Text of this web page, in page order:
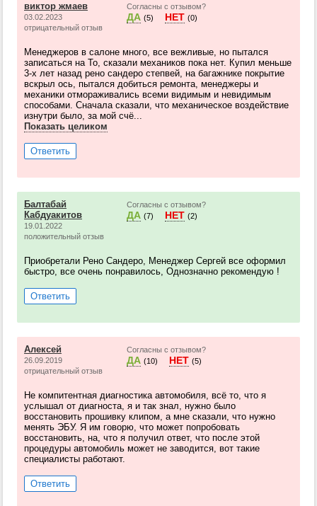
виктор жмаев
03.02.2023
отрицательный отзыв
Согласны с отзывом?
ДА (5) НЕТ (0)
Менеджеров в салоне много, все вежливые, но пытался
записаться на То, сказали механиков пока нет. Купил меньше
3-х лет назад рено сандеро степвей, на багажнике покрытие
вскрыл ось, пытался добиться ремонта, менеджеры и
механики отмораживались всеми видимым и невидимым
способами. Сначала сказали, что механическое воздействие
изнутри было, за мой счё...
Показать целиком
Ответить
Балтабай
Кабдуакитов
19.01.2022
положительный отзыв
Согласны с отзывом?
ДА (7) НЕТ (2)
Приобретали Рено Сандеро, Менеджер Сергей все оформил
быстро, все очень понравилось, Однозначно рекомендую !
Ответить
Алексей
26.09.2019
отрицательный отзыв
Согласны с отзывом?
ДА (10) НЕТ (5)
Не компитентная диагностика автомобиля, всё то, что я
услышал от диагноста, я и так знал, нужно было
восстановить прошивку клипом, а мне сказали, что нужно
менять ЭБУ. Я им говорю, что может попробовать
восстановить, на, что я получил ответ, что после этой
процедуры автомобиль может не заводится, вот такие
специалисты работают.
Ответить